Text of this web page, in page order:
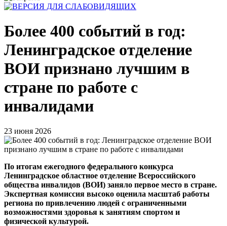
Более 400 событий в год:
Ленинградское отделение
ВОИ признано лучшим в
стране по работе с
инвалидами
23 июня 2026
По итогам ежегодного федерального конкурса
Ленинградское областное отделение Всероссийского
общества инвалидов (ВОИ) заняло первое место в стране.
Экспертная комиссия высоко оценила масштаб работы
региона по привлечению людей с ограниченными
возможностями здоровья к занятиям спортом и
физической культурой.